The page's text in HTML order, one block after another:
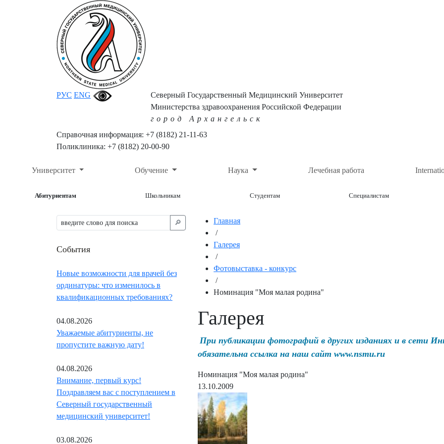
РУС ENG
Северный Государственный Медицинский Университет
Министерства здравоохранения Российской Федерации
город Архангельск
Справочная информация: +7 (8182) 21-11-63
Поликлиника: +7 (8182) 20-00-90
Университет Обучение Наука Лечебная работа
Абитуриентам Школьникам Студентам Специалистам
🔎︎
События
Новые возможности для врачей без
ординатуры: что изменилось в
квалификационных требованиях?
04.08.2026
Уважаемые абитуриенты, не
пропустите важную дату!
04.08.2026
Внимание, первый курс!
Поздравляем вас с поступлением в
Северный государственный
медицинский университет!
03.08.2026
Главная
/
Галерея
/
Фотовыставка - конкурс
/
Номинация "Моя малая родина"
Галерея
При публикации фотографий в других изданиях и в сети
обязательна ссылка на наш сайт www.nsmu.ru
Номинация "Моя малая родина"
13.10.2009